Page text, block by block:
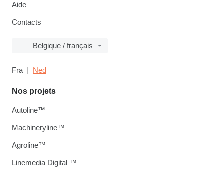
Aide
Contacts
Belgique / français
Fra Ned
Nos projets
Autoline™
Machineryline™
Agroline™
Linemedia Digital ™